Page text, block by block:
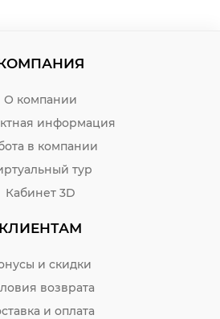
О компании
информация
в компании
тур
Кабинет 3D
КЛИЕНТАМ
и скидки
возврата
и оплата